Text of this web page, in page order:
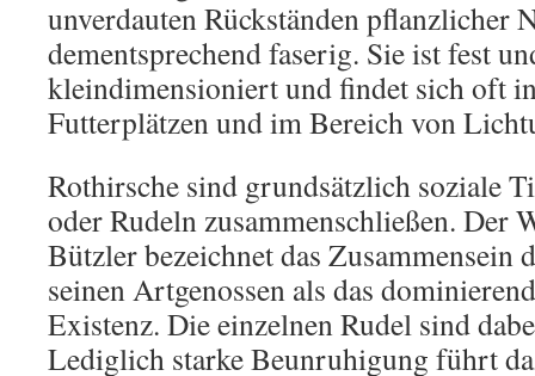
unverdauten Rückständen pflanzlicher
dementsprechend faserig. Sie ist fest
kleindimensioniert und findet sich oft
Futterplätzen und im Bereich von
Rothirsche sind grundsätzlich soziale
oder Rudeln zusammenschließen.
Bützler bezeichnet das Zusammensein
seinen Artgenossen als das
Existenz. Die einzelnen Rudel sind
Lediglich starke Beunruhigung führt